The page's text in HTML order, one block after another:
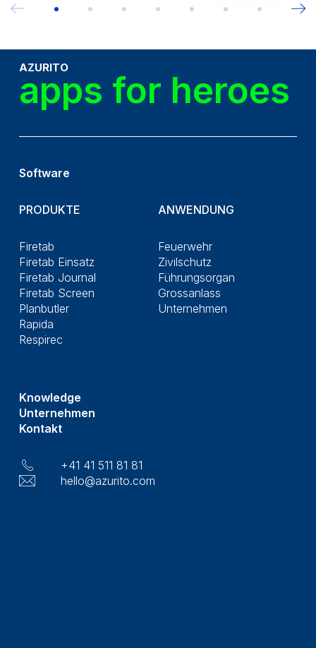
AZURITO
apps for heroes
Software
PRODUKTE
Firetab
Firetab Einsatz
Firetab Journal
Firetab Screen
Planbutler
Rapida
Respirec
ANWENDUNG
Feuerwehr
Zivilschutz
Führungsorgan
Grossanlass
Unternehmen
Knowledge
Unternehmen
Kontakt
+41 41 511 81 81
hello@azurito.com